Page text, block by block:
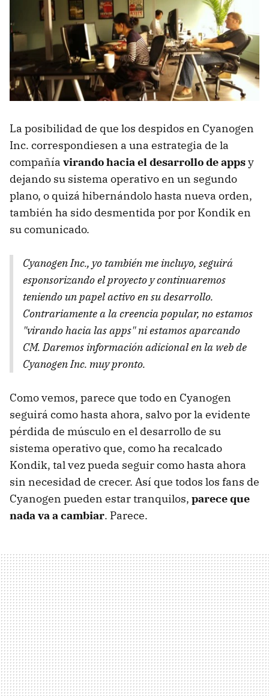
La posibilidad de que los despidos en Cyanogen
Inc. correspondiesen a una estrategia de la
compañía virando hacia el desarrollo de appsy
dejando su sistema operativo en un segundo
plano, o quizá hibernándolo hasta nueva orden,
también ha sido desmentida por por Kondik en
su comunicado.
Cyanogen Inc., yo también me incluyo, seguirá
esponsorizando el proyecto y continuaremos
teniendo un papel activo en su desarrollo.
Contrariamente a la creencia popular, no estamos
"virando hacia las apps" ni estamos aparcando
CM. Daremos información adicional en la web de
Cyanogen Inc. muy pronto.
Como vemos, parece que todo en Cyanogen
seguirá como hasta ahora, salvo por la evidente
pérdida de músculo en el desarrollo de su
sistema operativo que, como ha recalcado
Kondik, tal vez pueda seguir como hasta ahora
sin necesidad de crecer. Así que todos los fans de
Cyanogen pueden estar tranquilos, parece que
nada va a cambiar. Parece.